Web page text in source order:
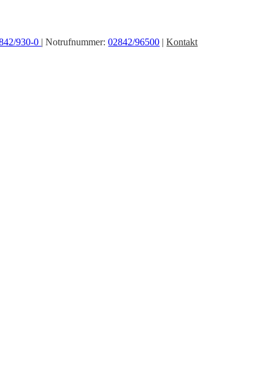
930-0 | Notrufnummer:02842/96500 |Kontakt